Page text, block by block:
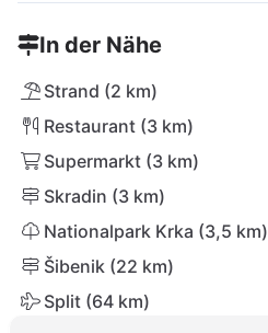
In der Nähe
Strand (2 km)
Restaurant (3 km)
Supermarkt (3 km)
Skradin (3 km)
Nationalpark Krka (3,5 km)
Šibenik (22 km)
Split (64 km)